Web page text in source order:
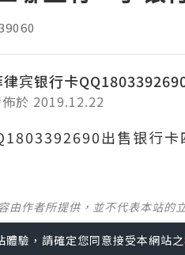
驗，請確定您同意接受本網站之
律宾银行卡
於 2019.12.22
出售银行
由作者所提供，並不代表本站的
招募 】